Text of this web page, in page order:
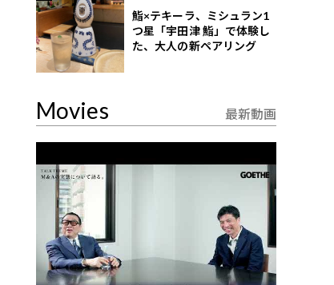
鮨×テキーラ、ミシュラン1
つ星「宇田津 鮨」で体験し
た、大人の新ペアリング
Movies 最新動画